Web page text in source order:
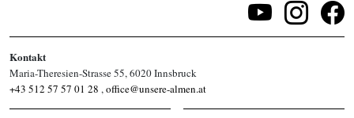
Kontakt
Maria-Theresien-Strasse 55, 6020 Innsbruck
+43 512 57 57 01 28 ,office@unsere-almen.at